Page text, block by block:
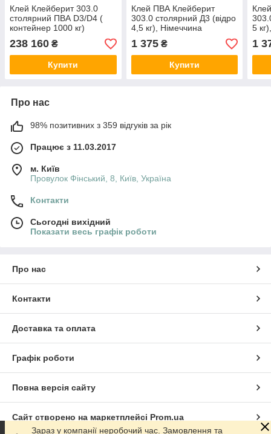
Клей Клейберит 303.0
столярний ПВА D3/D4 (
контейнер 1000 кг)
238 160 ₴
Купити
Клей ПВА Клейберит
303.0 столярний Д3 (відро
4,5 кг), Німеччина
1 375₴
Купити
5
1
Про нас
98% позитивних з 359 відгуків за рік
Працює з 11.03.2017
м. Київ
Провулок Фінський, 8, Київ, Україна
Контакти
Сьогодні вихідний
Показати весь графік роботи
Про нас
Контакти
Доставка та оплата
Графік роботи
Повна версія сайту
Сайт створено на маркетплейсі Prom.ua
Зараз у компанії неробочий час. Замовлення та